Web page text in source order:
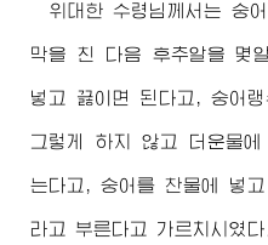
위대한 수령님께서는 숭
막을 친 다음 후추알을 몇
넣고 끓이면 된다고, 숭어
그렇게 하지 않고 더운물
는다고, 숭어를 찬물에 넣
라고 부른다고 가르치시였다.